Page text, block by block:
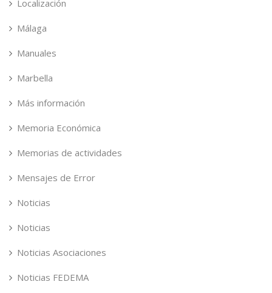
Localización
Málaga
Manuales
Marbella
Más información
Memoria Económica
Memorias de actividades
Mensajes de Error
Noticias
Noticias
Noticias Asociaciones
Noticias FEDEMA